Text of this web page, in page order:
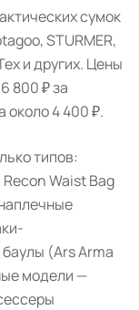
сумок
STURMER,
и других. Цены
800 ₽ за
около 4 400 ₽.
типов:
Waist Bag
(Ars Arma
модели —